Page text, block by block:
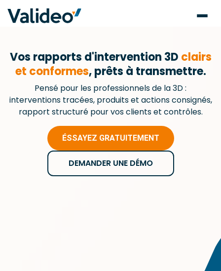
Vos rapports d'intervention 3D clairs
et conformes, prêts à transmettre.
Pensé pour les professionnels de la 3D :
interventions tracées, produits et actions consignés,
rapport structuré pour vos clients et contrôles.
ÉSSAYEZ GRATUITEMENT
DEMANDER UNE DÉMO